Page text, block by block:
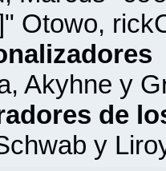
Otowo,
Akyhne y
de
y